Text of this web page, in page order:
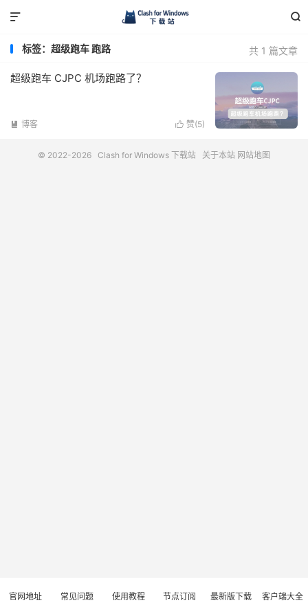


共 1 篇文章
标签：超级跑车 跑路
超级跑车 CJPC 机场跑路了？
 赞(5)
 博客
© 2022-2026 Clash for Windows 下载站 关于本站 网站地图
官网地址 常见问题 使用教程 节点订阅 最新版下载 客户端大全